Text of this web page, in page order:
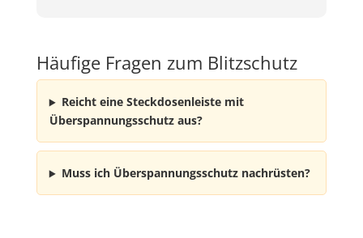
Häufige Fragen zum Blitzschutz
Reicht eine Steckdosenleiste mit
Überspannungsschutz aus?
Muss ich Überspannungsschutz nachrüsten?